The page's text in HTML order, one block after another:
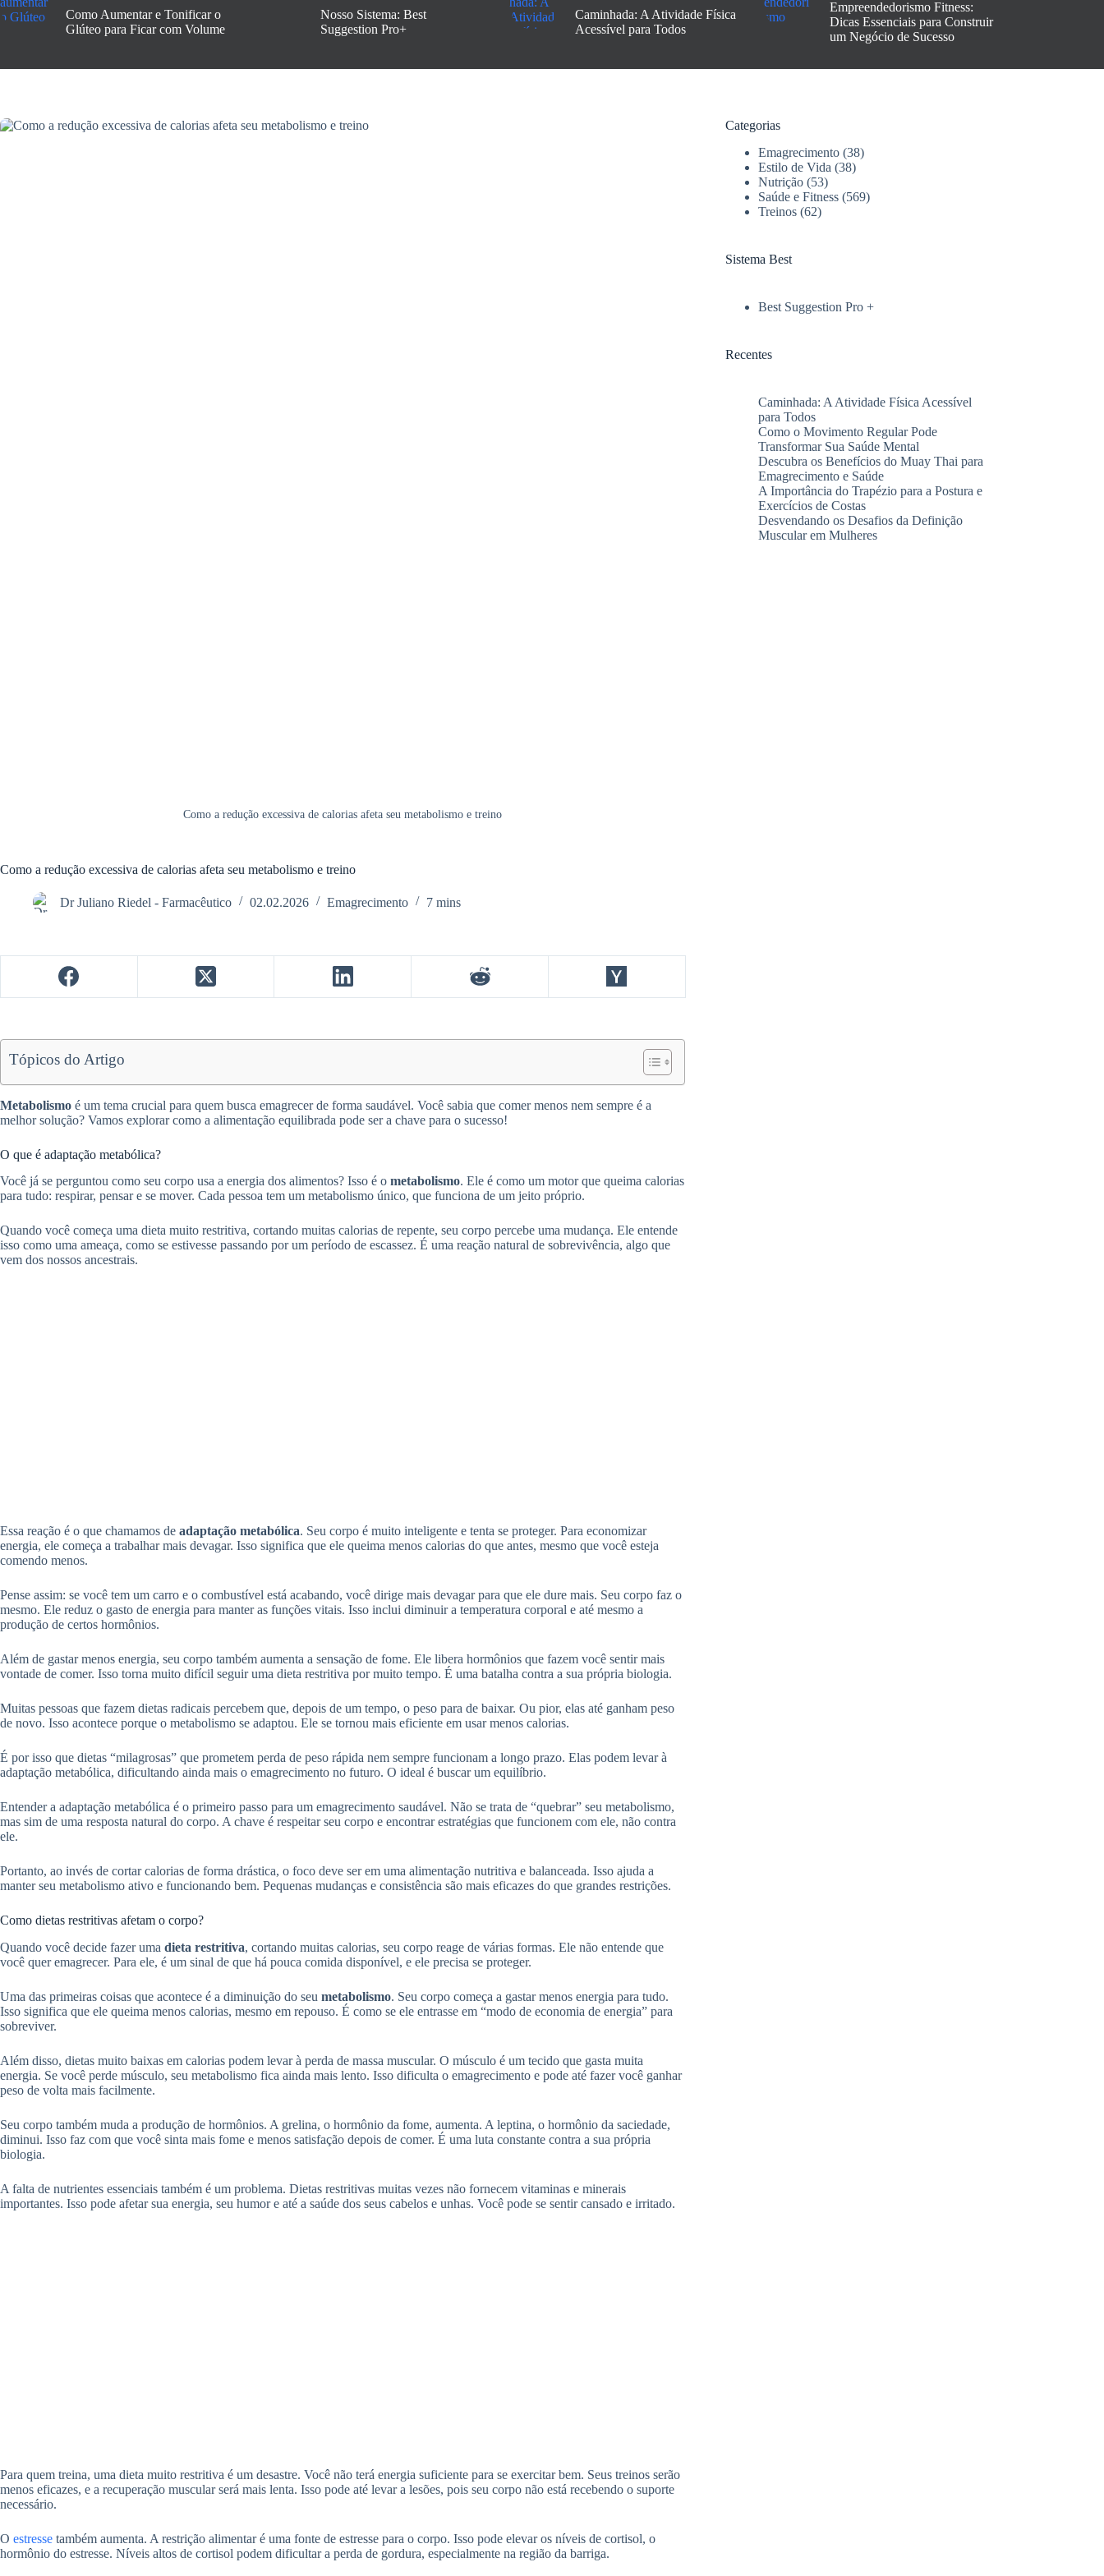
Como Aumentar e Tonificar o
Glúteo para Ficar com Volume
Nosso Sistema: Best
Suggestion Pro+
Caminhada: A Atividade Física
Acessível para Todos
Empreendedorismo Fitness:
Dicas Essenciais para Construir
um Negócio de Sucesso
Como a redução excessiva de calorias afeta seu metabolismo e treino
Como a redução excessiva de calorias afeta seu metabolismo e treino
Dr Juliano Riedel - Farmacêutico 02.02.2026 Emagrecimento 7 mins
Tópicos do Artigo
Metabolismo é um tema crucial para quem busca emagrecer de forma saudável. Você sabia que comer menos nem sempre é a
melhor solução? Vamos explorar como a alimentação equilibrada pode ser a chave para o sucesso!
O que é adaptação metabólica?
Você já se perguntou como seu corpo usa a energia dos alimentos? Isso é o metabolismo. Ele é como um motor que queima calorias
para tudo: respirar, pensar e se mover. Cada pessoa tem um metabolismo único, que funciona de um jeito próprio.
Quando você começa uma dieta muito restritiva, cortando muitas calorias de repente, seu corpo percebe uma mudança. Ele entende
isso como uma ameaça, como se estivesse passando por um período de escassez. É uma reação natural de sobrevivência, algo que
vem dos nossos ancestrais.
Essa reação é o que chamamos de adaptação metabólica. Seu corpo é muito inteligente e tenta se proteger. Para economizar
energia, ele começa a trabalhar mais devagar. Isso significa que ele queima menos calorias do que antes, mesmo que você esteja
comendo menos.
Pense assim: se você tem um carro e o combustível está acabando, você dirige mais devagar para que ele dure mais. Seu corpo faz o
mesmo. Ele reduz o gasto de energia para manter as funções vitais. Isso inclui diminuir a temperatura corporal e até mesmo a
produção de certos hormônios.
Além de gastar menos energia, seu corpo também aumenta a sensação de fome. Ele libera hormônios que fazem você sentir mais
vontade de comer. Isso torna muito difícil seguir uma dieta restritiva por muito tempo. É uma batalha contra a sua própria biologia.
Muitas pessoas que fazem dietas radicais percebem que, depois de um tempo, o peso para de baixar. Ou pior, elas até ganham peso
de novo. Isso acontece porque o metabolismo se adaptou. Ele se tornou mais eficiente em usar menos calorias.
É por isso que dietas “milagrosas” que prometem perda de peso rápida nem sempre funcionam a longo prazo. Elas podem levar à
adaptação metabólica, dificultando ainda mais o emagrecimento no futuro. O ideal é buscar um equilíbrio.
Entender a adaptação metabólica é o primeiro passo para um emagrecimento saudável. Não se trata de “quebrar” seu metabolismo,
mas sim de uma resposta natural do corpo. A chave é respeitar seu corpo e encontrar estratégias que funcionem com ele, não contra
ele.
Portanto, ao invés de cortar calorias de forma drástica, o foco deve ser em uma alimentação nutritiva e balanceada. Isso ajuda a
manter seu metabolismo ativo e funcionando bem. Pequenas mudanças e consistência são mais eficazes do que grandes restrições.
Como dietas restritivas afetam o corpo?
Quando você decide fazer uma dieta restritiva, cortando muitas calorias, seu corpo reage de várias formas. Ele não entende que
você quer emagrecer. Para ele, é um sinal de que há pouca comida disponível, e ele precisa se proteger.
Uma das primeiras coisas que acontece é a diminuição do seu metabolismo. Seu corpo começa a gastar menos energia para tudo.
Isso significa que ele queima menos calorias, mesmo em repouso. É como se ele entrasse em “modo de economia de energia” para
sobreviver.
Além disso, dietas muito baixas em calorias podem levar à perda de massa muscular. O músculo é um tecido que gasta muita
energia. Se você perde músculo, seu metabolismo fica ainda mais lento. Isso dificulta o emagrecimento e pode até fazer você ganhar
peso de volta mais facilmente.
Seu corpo também muda a produção de hormônios. A grelina, o hormônio da fome, aumenta. A leptina, o hormônio da saciedade,
diminui. Isso faz com que você sinta mais fome e menos satisfação depois de comer. É uma luta constante contra a sua própria
biologia.
A falta de nutrientes essenciais também é um problema. Dietas restritivas muitas vezes não fornecem vitaminas e minerais
importantes. Isso pode afetar sua energia, seu humor e até a saúde dos seus cabelos e unhas. Você pode se sentir cansado e irritado.
Para quem treina, uma dieta muito restritiva é um desastre. Você não terá energia suficiente para se exercitar bem. Seus treinos serão
menos eficazes, e a recuperação muscular será mais lenta. Isso pode até levar a lesões, pois seu corpo não está recebendo o suporte
necessário.
O estresse também aumenta. A restrição alimentar é uma fonte de estresse para o corpo. Isso pode elevar os níveis de cortisol, o
hormônio do estresse. Níveis altos de cortisol podem dificultar a perda de gordura, especialmente na região da barriga.
Categorias
Emagrecimento (38)
Estilo de Vida (38)
Nutrição (53)
Saúde e Fitness (569)
Treinos (62)
Sistema Best
Best Suggestion Pro +
Recentes
Caminhada: A Atividade Física Acessível
para Todos
Como o Movimento Regular Pode
Transformar Sua Saúde Mental
Descubra os Benefícios do Muay Thai para
Emagrecimento e Saúde
A Importância do Trapézio para a Postura e
Exercícios de Costas
Desvendando os Desafios da Definição
Muscular em Mulheres